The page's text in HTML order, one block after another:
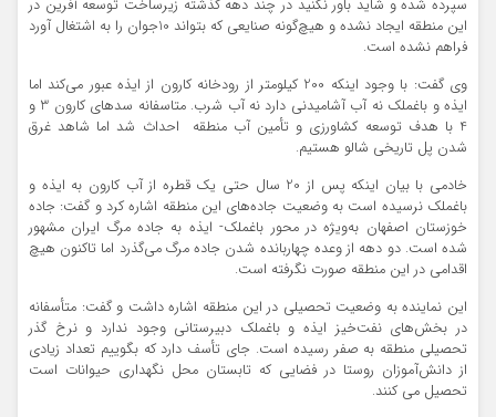
سپرده شده و شاید باور نکنید در چند دهه گذشته زیرساخت توسعه آفرین در
این منطقه ایجاد نشده و هیچ‌گونه صنایعی که بتواند 10جوان را به اشتغال آورد
فراهم نشده است.
وی گفت: با وجود اینکه 200 کیلومتر از رودخانه کارون از ایذه عبور می‌کند اما
ایذه و باغملک نه آب آشامیدنی دارد نه آب شرب. متاسفانه سدهای کارون 3 و
4 با هدف توسعه کشاورزی و تأمین آب منطقه احداث شد اما شاهد غرق
شدن پل تاریخی شالو هستیم.
خادمی با بیان اینکه پس از 20 سال حتی یک قطره از آب کارون به ایذه و
باغملک نرسیده است به وضعیت جاده‌های این منطقه اشاره کرد و گفت: جاده
خوزستان اصفهان به‌ویژه در محور باغملک- ایذه به جاده مرگ ایران مشهور
شده است. دو دهه از وعده چهاربانده شدن جاده مرگ می‌گذرد اما تاکنون هیچ
اقدامی در این منطقه صورت نگرفته است.
این نماینده به وضعیت تحصیلی در این منطقه اشاره داشت و گفت: متأسفانه
در بخش‌های نفت‌خیز ایذه و باغملک دبیرستانی وجود ندارد و نرخ گذر
تحصیلی منطقه به صفر رسیده است. جای تأسف دارد که بگوییم تعداد زیادی
از دانش‌آموزان روستا در فضایی که تابستان محل نگهداری حیوانات است
تحصیل می کنند.